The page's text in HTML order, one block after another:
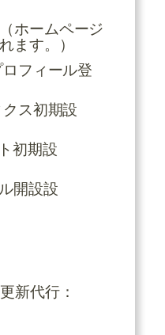
ホームページ
ます。）
フィール登
ス初期設
初期設
開設設
新代行：